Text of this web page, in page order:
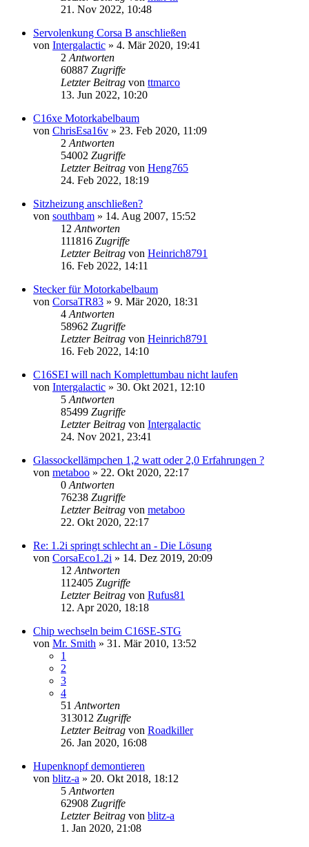
21. Nov 2022, 10:48
Servolenkung Corsa B anschließen
von Intergalactic » 4. Mär 2020, 19:41
2 Antworten
60887 Zugriffe
Letzter Beitrag von ttmarco
13. Jun 2022, 10:20
C16xe Motorkabelbaum
von ChrisEsa16v » 23. Feb 2020, 11:09
2 Antworten
54002 Zugriffe
Letzter Beitrag von Heng765
24. Feb 2022, 18:19
Sitzheizung anschließen?
von southbam » 14. Aug 2007, 15:52
12 Antworten
111816 Zugriffe
Letzter Beitrag von Heinrich8791
16. Feb 2022, 14:11
Stecker für Motorkabelbaum
von CorsaTR83 » 9. Mär 2020, 18:31
4 Antworten
58962 Zugriffe
Letzter Beitrag von Heinrich8791
16. Feb 2022, 14:10
C16SEI will nach Komplettumbau nicht laufen
von Intergalactic » 30. Okt 2021, 12:10
5 Antworten
85499 Zugriffe
Letzter Beitrag von Intergalactic
24. Nov 2021, 23:41
Glassockellämpchen 1,2 watt oder 2,0 Erfahrungen ?
von metaboo » 22. Okt 2020, 22:17
0 Antworten
76238 Zugriffe
Letzter Beitrag von metaboo
22. Okt 2020, 22:17
Re: 1.2i springt schlecht an - Die Lösung
von CorsaEco1.2i » 14. Dez 2019, 20:09
12 Antworten
112405 Zugriffe
Letzter Beitrag von Rufus81
12. Apr 2020, 18:18
Chip wechseln beim C16SE-STG
von Mr. Smith » 31. Mär 2010, 13:52
1
2
3
4
51 Antworten
313012 Zugriffe
Letzter Beitrag von Roadkiller
26. Jan 2020, 16:08
Hupenknopf demontieren
von blitz-a » 20. Okt 2018, 18:12
5 Antworten
62908 Zugriffe
Letzter Beitrag von blitz-a
1. Jan 2020, 21:08